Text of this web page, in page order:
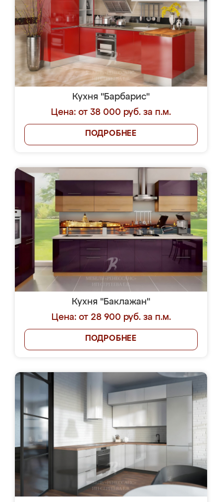
Кухня "Барбарис"
Цена: от 38 000 руб. за п.м.
ПОДРОБНЕЕ
Кухня "Баклажан"
Цена: от 28 900 руб. за п.м.
ПОДРОБНЕЕ